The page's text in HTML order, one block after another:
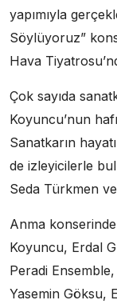
yapımıyla
Söylüyoruz”
Hava
Çok sayıda
Koyuncu’nun
Sanatkarın
de izleyicilerle
Seda Türkmen
Anma
Koyuncu, Erdal
Peradi
Yasemin Göksu,